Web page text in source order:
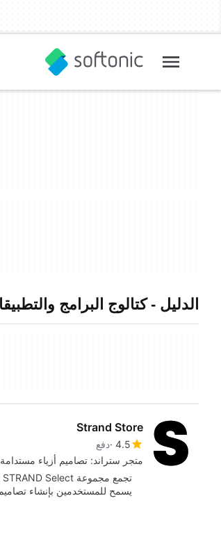
الدليل - كتالوج البرامج
Strand Store
4.5 دفع
متجر ستراند: تصاميم أزياء
يسمح للمستخدمين بإنشاء